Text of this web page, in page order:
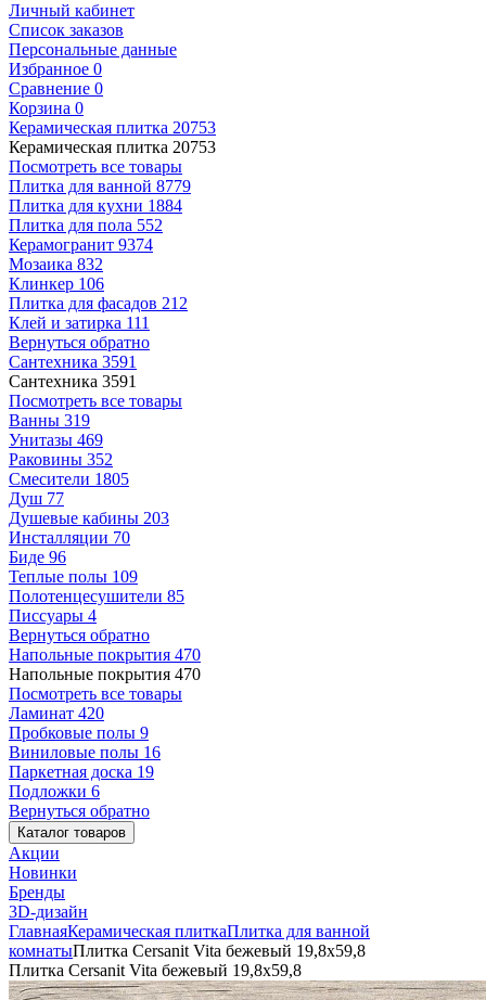
Личный кабинет
Список заказов
Персональные данные
Избранное 0
Сравнение 0
Корзина 0
Керамическая плитка 20753
Керамическая плитка 20753
Посмотреть все товары
Плитка для ванной 8779
Плитка для кухни 1884
Плитка для пола 552
Керамогранит 9374
Мозаика 832
Клинкер 106
Плитка для фасадов 212
Клей и затирка 111
Вернуться обратно
Сантехника 3591
Сантехника 3591
Посмотреть все товары
Ванны 319
Унитазы 469
Раковины 352
Смесители 1805
Душ 77
Душевые кабины 203
Инсталляции 70
Биде 96
Теплые полы 109
Полотенцесушители 85
Писсуары 4
Вернуться обратно
Напольные покрытия 470
Напольные покрытия 470
Посмотреть все товары
Ламинат 420
Пробковые полы 9
Виниловые полы 16
Паркетная доска 19
Подложки 6
Вернуться обратно
Каталог товаров
Акции
Новинки
Бренды
3D-дизайн
ГлавнаяКерамическая плиткаПлитка для ванной
комнатыПлитка Cersanit Vita бежевый 19,8x59,8
Плитка Cersanit Vita бежевый 19,8x59,8